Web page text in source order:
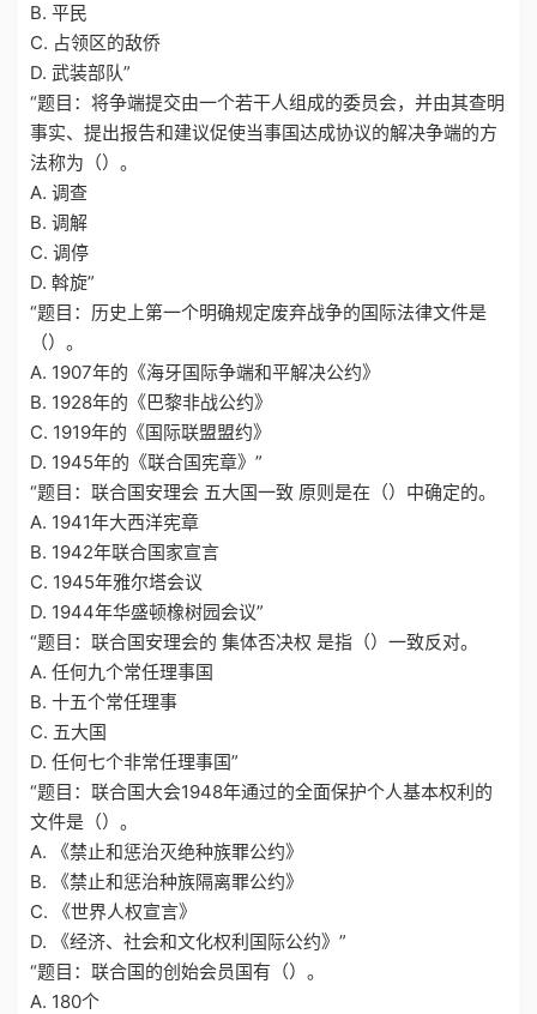
B. 平民
C. 占领区的敌侨
D. 武装部队”
“题目：将争端提交由一个若干人组成的委员会，并由其查明
事实、提出报告和建议促使当事国达成协议的解决争端的方
法称为（）。
A. 调查
B. 调解
C. 调停
D. 斡旋”
“题目：历史上第一个明确规定废弃战争的国际法律文件是
（）。
A. 1907年的《海牙国际争端和平解决公约》
B. 1928年的《巴黎非战公约》
C. 1919年的《国际联盟盟约》
D. 1945年的《联合国宪章》”
“题目：联合国安理会 五大国一致 原则是在（）中确定的。
A. 1941年大西洋宪章
B. 1942年联合国家宣言
C. 1945年雅尔塔会议
D. 1944年华盛顿橡树园会议”
“题目：联合国安理会的 集体否决权 是指（）一致反对。
A. 任何九个常任理事国
B. 十五个常任理事
C. 五大国
D. 任何七个非常任理事国”
“题目：联合国大会1948年通过的全面保护个人基本权利的
文件是（）。
A. 《禁止和惩治灭绝种族罪公约》
B. 《禁止和惩治种族隔离罪公约》
C. 《世界人权宣言》
D. 《经济、社会和文化权利国际公约》”
“题目：联合国的创始会员国有（）。
A. 180个